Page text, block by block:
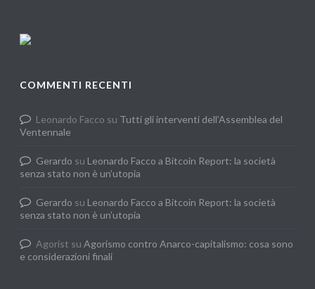
COMMENTI RECENTI
Leonardo Facco su Tutti gli interventi dell’Assemblea del
Ventennale
Gerardo su Leonardo Facco a Bitcoin Report: la società
senza stato non è un’utopia
Gerardo su Leonardo Facco a Bitcoin Report: la società
senza stato non è un’utopia
Agorist suAgorismo contro Anarco-capitalismo: cosa sono
e considerazioni finali